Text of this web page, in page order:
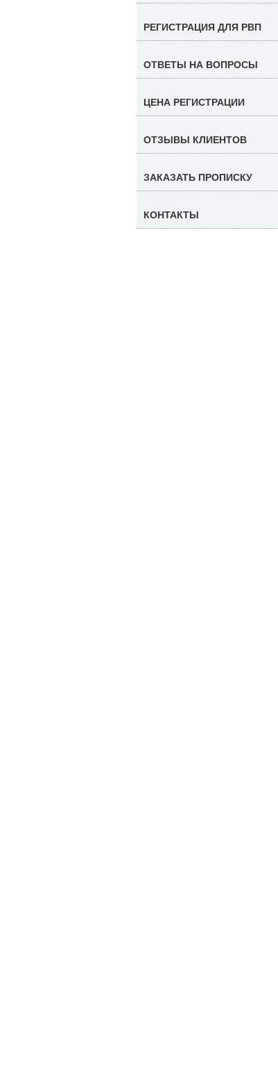
РЕГИСТРАЦИЯ ДЛЯ РВП
ОТВЕТЫ НА ВОПРОСЫ
ЦЕНА РЕГИСТРАЦИИ
ОТЗЫВЫ КЛИЕНТОВ
ЗАКАЗАТЬ ПРОПИСКУ
КОНТАКТЫ